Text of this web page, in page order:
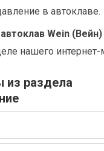
в автоклаве.
Wein (Вейн)
нашего интернет-
из раздела